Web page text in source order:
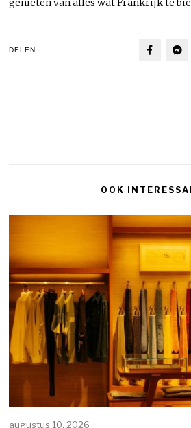
genieten van alles wat Frankrijk te
DELEN
OOK
augustus 10, 2026